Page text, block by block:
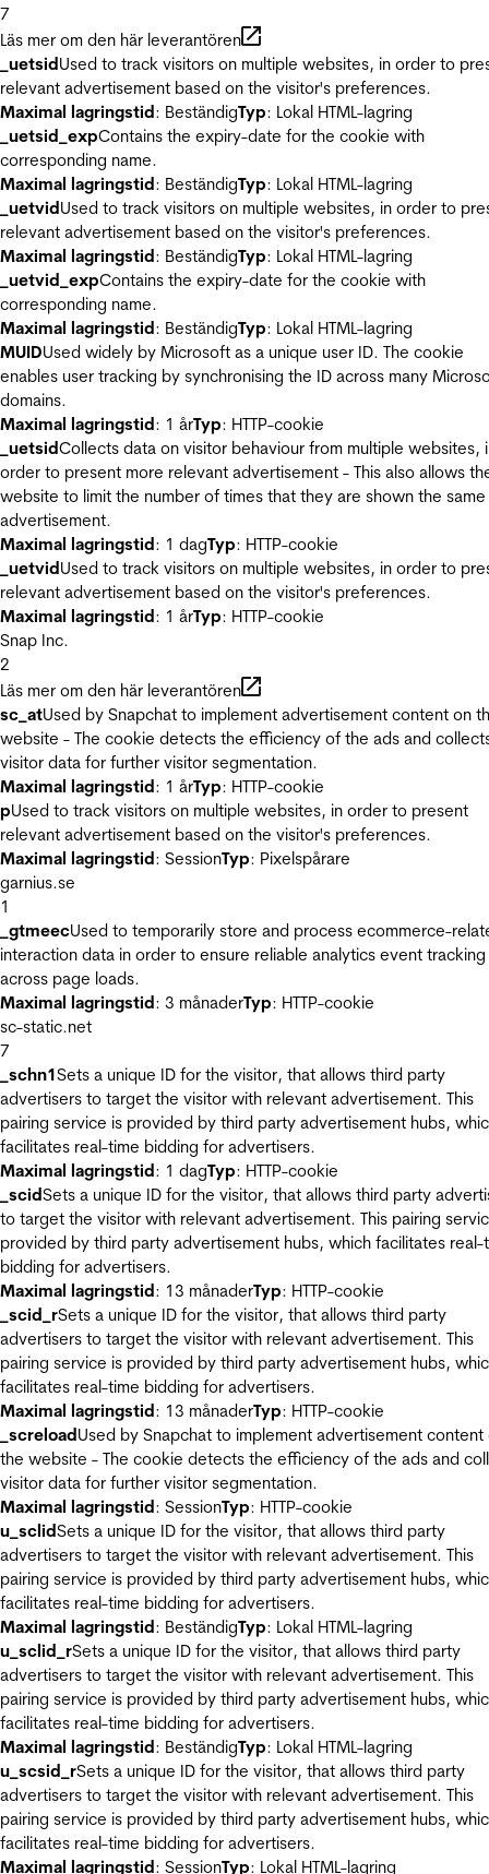
7
Läs mer om den här leverantören
_uetsidUsed to track visitors on multiple websites, in order to
relevant advertisement based on the visitor's preferences.
Maximal lagringstid: BeständigTyp: Lokal HTML-lagring
_uetsid_expContains the expiry-date for the cookie with
corresponding name.
Maximal lagringstid: BeständigTyp: Lokal HTML-lagring
_uetvidUsed to track visitors on multiple websites, in order to
relevant advertisement based on the visitor's preferences.
Maximal lagringstid: BeständigTyp: Lokal HTML-lagring
_uetvid_expContains the expiry-date for the cookie with
corresponding name.
Maximal lagringstid: BeständigTyp: Lokal HTML-lagring
MUIDUsed widely by Microsoft as a unique user ID. The cookie
enables user tracking by synchronising the ID across many
domains.
Maximal lagringstid: 1 årTyp: HTTP-cookie
_uetsidCollects data on visitor behaviour from multiple websites,
order to present more relevant advertisement - This also allows
website to limit the number of times that they are shown the same
advertisement.
Maximal lagringstid: 1 dagTyp: HTTP-cookie
_uetvidUsed to track visitors on multiple websites, in order to
relevant advertisement based on the visitor's preferences.
Maximal lagringstid: 1 årTyp: HTTP-cookie
Snap Inc.
2
Läs mer om den här leverantören
sc_atUsed by Snapchat to implement advertisement content on
website - The cookie detects the efficiency of the ads and
visitor data for further visitor segmentation.
Maximal lagringstid: 1 årTyp: HTTP-cookie
pUsed to track visitors on multiple websites, in order to present
relevant advertisement based on the visitor's preferences.
Maximal lagringstid: SessionTyp: Pixelspårare
garnius.se
1
_gtmeecUsed to temporarily store and process ecommerce-
interaction data in order to ensure reliable analytics event tracking
across page loads.
Maximal lagringstid: 3 månaderTyp: HTTP-cookie
sc-static.net
7
_schn1Sets a unique ID for the visitor, that allows third party
advertisers to target the visitor with relevant advertisement. This
pairing service is provided by third party advertisement hubs,
facilitates real-time bidding for advertisers.
Maximal lagringstid: 1 dagTyp: HTTP-cookie
_scidSets a unique ID for the visitor, that allows third party
to target the visitor with relevant advertisement. This pairing
provided by third party advertisement hubs, which facilitates real-
bidding for advertisers.
Maximal lagringstid: 13 månaderTyp: HTTP-cookie
_scid_rSets a unique ID for the visitor, that allows third party
advertisers to target the visitor with relevant advertisement. This
pairing service is provided by third party advertisement hubs,
facilitates real-time bidding for advertisers.
Maximal lagringstid: 13 månaderTyp: HTTP-cookie
_screloadUsed by Snapchat to implement advertisement content
the website - The cookie detects the efficiency of the ads and
visitor data for further visitor segmentation.
Maximal lagringstid: SessionTyp: HTTP-cookie
u_sclidSets a unique ID for the visitor, that allows third party
advertisers to target the visitor with relevant advertisement. This
pairing service is provided by third party advertisement hubs,
facilitates real-time bidding for advertisers.
Maximal lagringstid: BeständigTyp: Lokal HTML-lagring
u_sclid_rSets a unique ID for the visitor, that allows third party
advertisers to target the visitor with relevant advertisement. This
pairing service is provided by third party advertisement hubs,
facilitates real-time bidding for advertisers.
Maximal lagringstid: BeständigTyp: Lokal HTML-lagring
u_scsid_rSets a unique ID for the visitor, that allows third party
advertisers to target the visitor with relevant advertisement. This
pairing service is provided by third party advertisement hubs,
facilitates real-time bidding for advertisers.
Maximal lagringstid: SessionTyp: Lokal HTML-lagring